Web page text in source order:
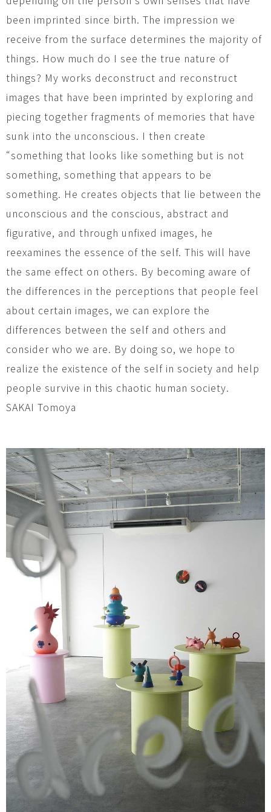
been imprinted since birth. The impression we
receive from the surface determines the majority of
things. How much do I see the true nature of
things? My works deconstruct and reconstruct
images that have been imprinted by exploring and
piecing together fragments of memories that have
sunk into the unconscious. I then create
“something that looks like something but is not
something, something that appears to be
something. He creates objects that lie between the
unconscious and the conscious, abstract and
figurative, and through unfixed images, he
reexamines the essence of the self. This will have
the same effect on others. By becoming aware of
the differences in the perceptions that people feel
about certain images, we can explore the
differences between the self and others and
consider who we are. By doing so, we hope to
realize the existence of the self in society and help
people survive in this chaotic human society.
SAKAI Tomoya